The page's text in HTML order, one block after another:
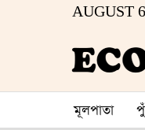
AUGUST
মূলপাতা